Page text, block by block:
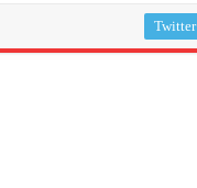
Twitter